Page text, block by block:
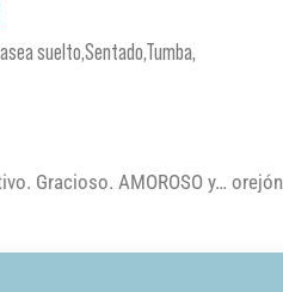
suelto,Sentado,Tumba,
Gracioso. AMOROSO y…